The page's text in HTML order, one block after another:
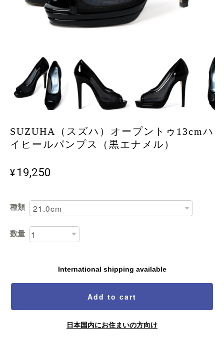
SUZUHA（スズハ）オープントゥ13cmハ
イヒールパンプス（黒エナメル）
¥19,250
種類
数量
International shipping available
Add to cart
日本国内にお住まいの方向け